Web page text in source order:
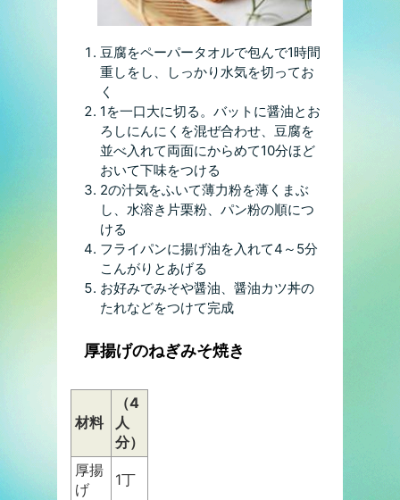
豆腐をペーパータオルで包んで1時間
重しをし、しっかり水気を切ってお
く
1を一口大に切る。バットに醤油とお
ろしにんにくを混ぜ合わせ、豆腐を
並べ入れて両面にからめて10分ほど
おいて下味をつける
2の汁気をふいて薄力粉を薄くまぶ
し、水溶き片栗粉、パン粉の順につ
ける
フライパンに揚げ油を入れて4～5分
こんがりとあげる
お好みでみそや醤油、醤油カツ丼の
たれなどをつけて完成
厚揚げのねぎみそ焼き
材料
（4
人
分）
厚揚
げ
1丁